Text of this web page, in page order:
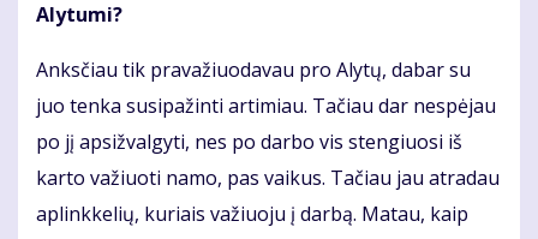
Alytumi?
Anksčiau tik pravažiuodavau pro Alytų, dabar su
juo tenka susipažinti artimiau. Tačiau dar nespėjau
po jį apsižvalgyti, nes po darbo vis stengiuosi iš
karto važiuoti namo, pas vaikus. Tačiau jau atradau
aplinkkelių, kuriais važiuoju į darbą. Matau, kaip